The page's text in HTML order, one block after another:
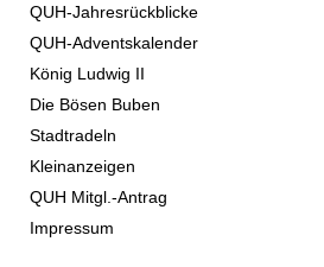
QUH-Jahresrückblicke
QUH-Adventskalender
König Ludwig II
Die Bösen Buben
Stadtradeln
Kleinanzeigen
QUH Mitgl.-Antrag
Impressum